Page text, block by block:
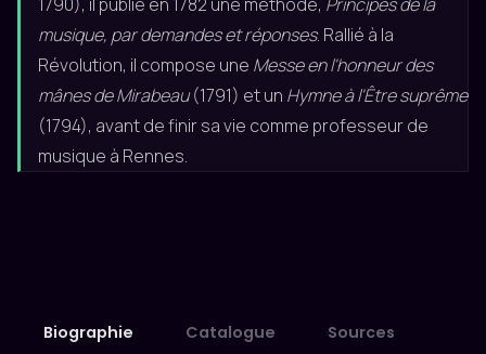
musique, par demandes et réponses. Rallié à la
Révolution, il compose une Messe en l'honneur des
mânes de Mirabeau(1791) et un Hymne à l'Être suprême
(1794), avant de finir sa vie comme professeur de
musique à Rennes.
Biographie Catalogue Sources